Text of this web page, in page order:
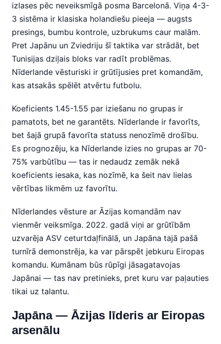
izlases pēc neveiksmīgā posma Barcelonā. Viņa 4-3-
3 sistēma ir klasiska holandiešu pieeja — augsts
presings, bumbu kontrole, uzbrukums caur malām.
Pret Japānu un Zviedriju šī taktika var strādāt, bet
Tunisijas dziļais bloks var radīt problēmas.
Nīderlande vēsturiski ir grūtījusies pret komandām,
kas atsakās spēlēt atvērtu futbolu.
Koeficients 1.45-1.55 par iziešanu no grupas ir
pamatots, bet ne garantēts. Nīderlande ir favorīts,
bet šajā grupā favorīta statuss nenozīmē drošību.
Es prognozēju, ka Nīderlande izies no grupas ar 70-
75% varbūtību — tas ir nedaudz zemāk nekā
koeficients iesaka, kas nozīmē, ka šeit nav lielas
vērtības likmēm uz favorītu.
Nīderlandes vēsture ar Āzijas komandām nav
vienmēr veiksmīga. 2022. gadā viņi ar grūtībām
uzvarēja ASV ceturtdaļfinālā, un Japāna tajā pašā
turnīrā demonstrēja, ka var pārspēt jebkuru Eiropas
komandu. Kumānam būs rūpīgi jāsagatavojas
Japānai — tas nav pretinieks, pret kuru var paļauties
tikai uz talantu.
Japāna — Āzijas līderis ar Eiropas
arsenālu